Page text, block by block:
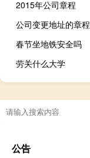
2015年公司章程
公司变更地址的章程
春节坐地铁安全吗
劳关什么大学
公告